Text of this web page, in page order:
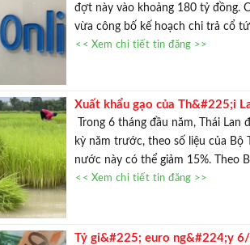
đợt này vào khoảng 180 tỷ đồng.
vừa công bố kế hoạch chi trả cổ
<< Xem chi tiết tin đăng >>
Xuất khẩu gạo của Th&#225;i
Trong 6 tháng đầu năm, Thái
kỳ năm trước, theo số liệu của Bộ
nước này có thể giảm 15%. Theo
<< Xem chi tiết tin đăng >>
Tỷ gi&#225; euro ng&#224;y